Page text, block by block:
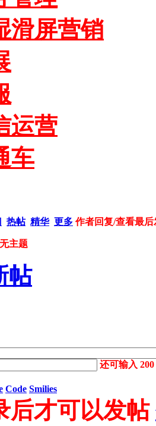
滑屏营销
运营
车
热帖 精华 更多 作者回复/查看最后
主题
还可输入200
Code Smilies
后才可以发帖